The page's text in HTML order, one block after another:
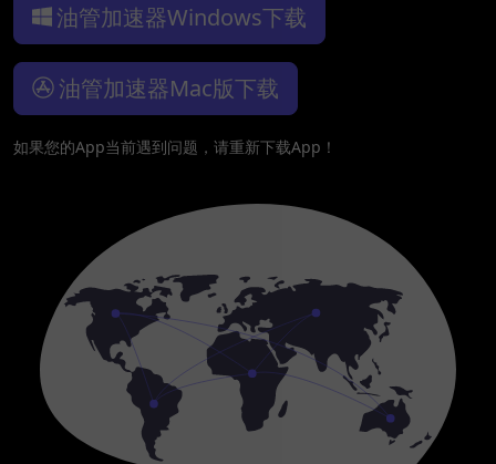
油管加速器Windows下载
油管加速器Mac版下载
如果您的App当前遇到问题，请重新下载App！